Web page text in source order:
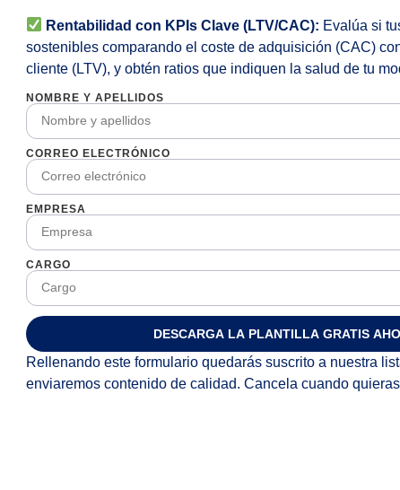
Rentabilidad con KPIs Clave (LTV/CAC): Evalúa si
sostenibles comparando el coste de adquisición (CAC)
cliente (LTV), y obtén ratios que indiquen la salud de tu
NOMBRE Y APELLIDOS
CORREO ELECTRÓNICO
EMPRESA
CARGO
DESCARGA LA PLANTILLA GRATIS
Rellenando este formulario quedarás suscrito a nuestra
enviaremos contenido de calidad. Cancela cuando